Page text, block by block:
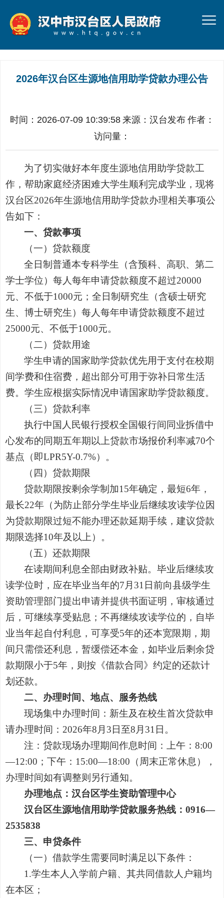
2026年汉台区生源地信用助学贷款办理公告
时间：2026-07-09 10:39:58 来源： 汉台发布 作者：
访问量：
为了切实做好本年度生源地信用助学贷款工
作，帮助家庭经济困难大学生顺利完成学业，现将
汉台区2026年生源地信用助学贷款办理相关事项公
告如下：
一、贷款事项
（一）贷款额度
全日制普通本专科学生（含预科、高职、第二
学士学位）每人每年申请贷款额度不超过20000
元、不低于1000元；全日制研究生（含硕士研究
生、博士研究生）每人每年申请贷款额度不超过
25000元、不低于1000元。
（二）贷款用途
学生申请的国家助学贷款优先用于支付在校期
间学费和住宿费，超出部分可用于弥补日常生活
费。学生应根据实际情况申请国家助学贷款额度。
（三）贷款利率
执行中国人民银行授权全国银行间同业拆借中
心发布的同期五年期以上贷款市场报价利率减70个
基点（即LPR5Y-0.7%）。
（四）贷款期限
贷款期限按剩余学制加15年确定，最短6年，
最长22年（为防止部分学生毕业后继续攻读学位因
为贷款期限过短不能办理还款延期手续，建议贷款
期限选择10年及以上）。
（五）还款期限
在读期间利息全部由财政补贴。毕业后继续攻
读学位时，应在毕业当年的7 月 31 日前向县级学生
资助管理部门提出申请并提供书面证明，审核通过
后，可继续享受贴息；不再继续攻读学位的，自毕
业当年起自付利息，可享受5年的还本宽限期，期
间只需偿还利息，暂缓偿还本金，如毕业后剩余贷
款期限小于5年，则按《借款合同》约定的还款计
划还款。
二、办理时间、地点、服务热线
现场集中办理时间：新生及在校生首次贷款申
请办理时间： 2026年8 月 3 日至8 月 31 日。
注：贷款现场办理期间作息时间：上午：8:00
—12:00 ；下午： 15:00—18:00 （周末正常休息），
办理时间如有调整则另行通知。
办理地点：汉台区学生资助管理中心
汉台区生源地信用助学贷款服务热线：0916—
2535838
三、申贷条件
（一）借款学生需要同时满足以下条件：
1.学生本人入学前户籍、其共同借款人户籍均
在本区；